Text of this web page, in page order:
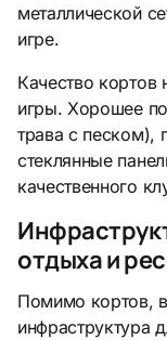
металлической
игре.
Качество кортов
игры. Хорошее
трава с песком),
стеклянные
качественного
отдыха и
Помимо кортов, в
инфраструктура